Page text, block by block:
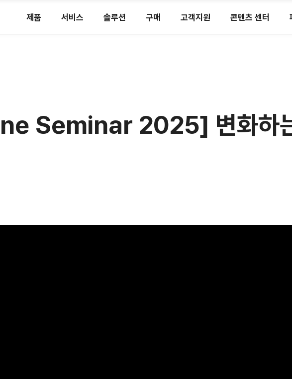
제품 서비스 솔루션 구매 고객지원 콘텐츠 센터
Seminar 2025] 변화하